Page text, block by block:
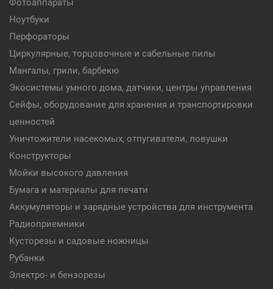
Фотоаппараты
Ноутбуки
Перфораторы
Циркулярные, торцовочные и сабельные пилы
Мангалы, грили, барбекю
Экосистемы умного дома, датчики, центры управления
Сейфы, оборудование для хранения и транспортировки
ценностей
Уничтожители насекомых, отпугиватели, ловушки
Конструкторы
Мойки высокого давления
Бумага и материалы для печати
Аккумуляторы и зарядные устройства для инструмента
Радиоприемники
Кусторезы и садовые ножницы
Рубанки
Электро- и бензорезы